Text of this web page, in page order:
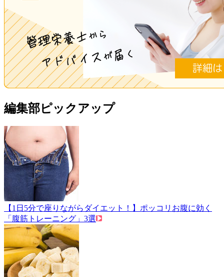
編集部ピックアップ
【1日5分で座りながらダイエット！】ポッコリお腹に効く
「腹筋トレーニング」3選